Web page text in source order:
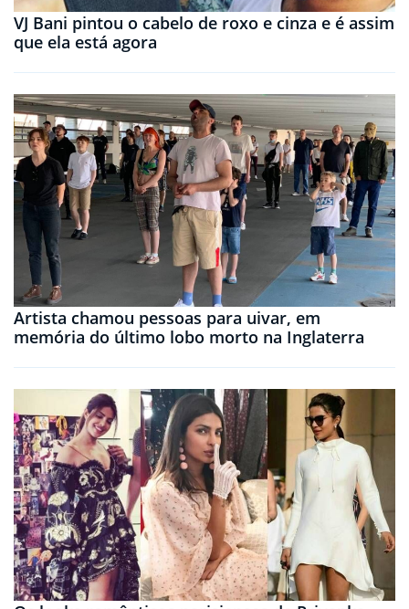
VJ Bani pintou o cabelo de roxo e cinza e é assim
que ela está agora
Artista chamou pessoas para uivar, em
memória do último lobo morto na Inglaterra